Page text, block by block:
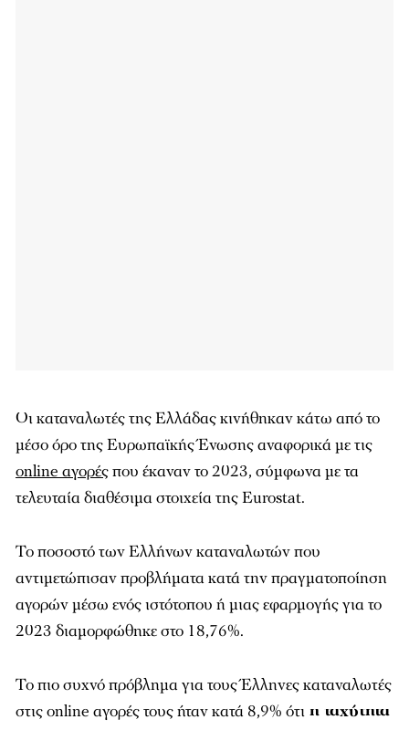
Οι καταναλωτές της Ελλάδας κινήθηκαν κάτω από το
μέσο όρο της Ευρωπαϊκής Ένωσης αναφορικά με τις
online αγορέςπου έκαναν το 2023, σύμφωνα με τα
τελευταία διαθέσιμα στοιχεία της Eurostat.
Το ποσοστό των Ελλήνων καταναλωτών που
αντιμετώπισαν προβλήματα κατά την πραγματοποίηση
αγορών μέσω ενός ιστότοπου ή μιας εφαρμογής για το
2023 διαμορφώθηκε στο 18,76%.
Το πιο συχνό πρόβλημα για τους Έλληνες καταναλωτές
στις online αγορές τους ήταν κατά 8,9% ότι η ταχύτητα